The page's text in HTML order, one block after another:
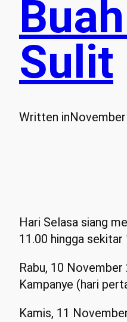
Sulit
Written in
Hari Selasa siang
11.00 hingga
Rabu, 10 November
Kampanye (hari
Kamis, 11